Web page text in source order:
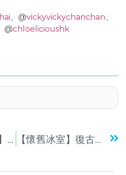
、@vickyvickychanchan、
@chloelicioushk
【聖誕商場2020】迪士尼聖誕冬日童話祭！富貴貓/獅子王/小飛象/小鹿斑比水晶球！ 【懷舊冰室】復古懷舊風紅van卡位主題冰室！自創特色小吃雞批浮台！